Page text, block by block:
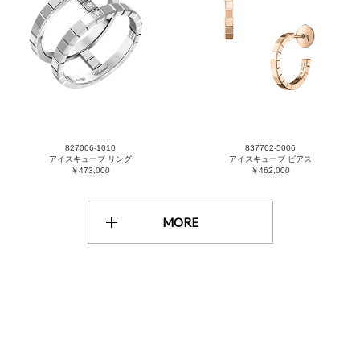
827006-1010
アイスキューブ リング
￥473,000
837702-5006
アイスキューブ ピアス
￥462,000
MORE